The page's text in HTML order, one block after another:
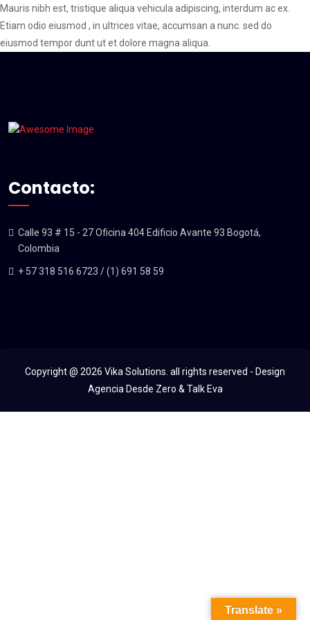
Mauris nibh est, tristique aliqua vehicula adipiscing, interdum ac ex.
Etiam odio eiusmod , in ultrices vitae, accumsan a nunc. sed do
eiusmod tempor dunt ut et dolore magna aliqua.
Contacto:
Calle 93 # 15 - 27 Oficina 404 Edificio Avante 93 Bogotá,
Colombia
+ 57 318 516 6723 / (1) 691 58 59
Copyright @ 2026 Vika Solutions. all rights reserved - Design
Agencia Desde Zero & Talk Eva
Translate »